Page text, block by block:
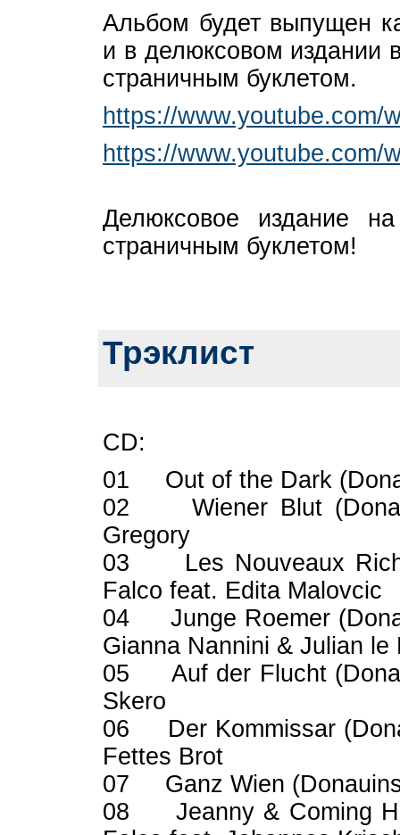
Альбом будет выпущен
и в делюксовом издании
страничным буклетом.
https://www.youtube.com/
https://www.youtube.com/
Делюксовое издание
страничным буклетом!
Трэклист
CD:
01 Out of the Dark
02 Wiener Blut
Gregory
03 Les Nouveaux
Falco feat. Edita Malovcic
04 Junge Roemer
Gianna Nannini & Julian le
05 Auf der Flucht
Skero
06 Der Kommissar
Fettes Brot
07 Ganz Wien
08 Jeanny & Coming